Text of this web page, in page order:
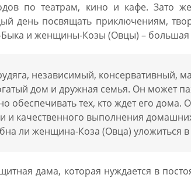
по театрам, кино и кафе. Зато
день посвящать приключениям,
и женщины-Козы (Овцы) – большая
независимый, консервативный,
дом и дружная семья. Он может
обеспечивать тех, кто ждет его дома.
и качественного выполнения
ли женщина-Коза (Овца) уложиться в
дама, которая нуждается в